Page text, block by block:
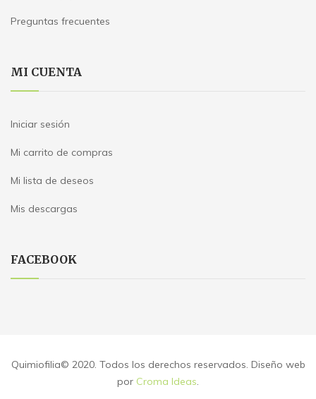
Preguntas frecuentes
MI CUENTA
Iniciar sesión
Mi carrito de compras
Mi lista de deseos
Mis descargas
FACEBOOK
Quimiofilia© 2020. Todos los derechos reservados. Diseño web
por Croma Ideas.